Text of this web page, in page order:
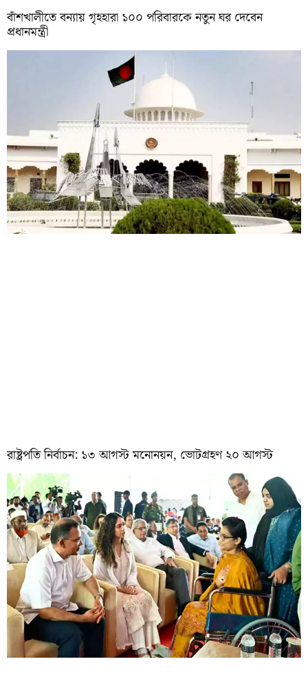
বাঁশখালীতে বন্যায় গৃহহারা ১০০ পরিবারকে নতুন ঘর দেবেন
প্রধানমন্ত্রী
রাষ্ট্রপতি নির্বাচন: ১৩ আগস্ট মনোনয়ন, ভোটগ্রহণ ২০ আগস্ট